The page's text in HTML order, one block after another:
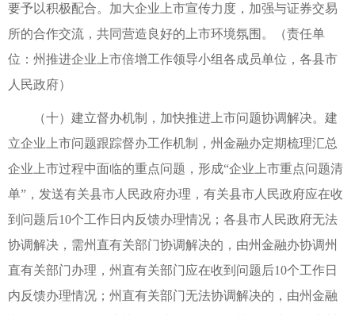
要予以积极配合。加大企业上市宣传力度，加强与证券交易
所的合作交流，共同营造良好的上市环境氛围。（责任单
位：州推进企业上市倍增工作领导小组各成员单位，各县市
人民政府）
（十）建立督办机制，加快推进上市问题协调解决。建
立企业上市问题跟踪督办工作机制，州金融办定期梳理汇总
企业上市过程中面临的重点问题，形成“企业上市重点问题清
单”，发送有关县市人民政府办理，有关县市人民政府应在收
到问题后10个工作日内反馈办理情况；各县市人民政府无法
协调解决，需州直有关部门协调解决的，由州金融办协调州
直有关部门办理，州直有关部门应在收到问题后10个工作日
内反馈办理情况；州直有关部门无法协调解决的，由州金融